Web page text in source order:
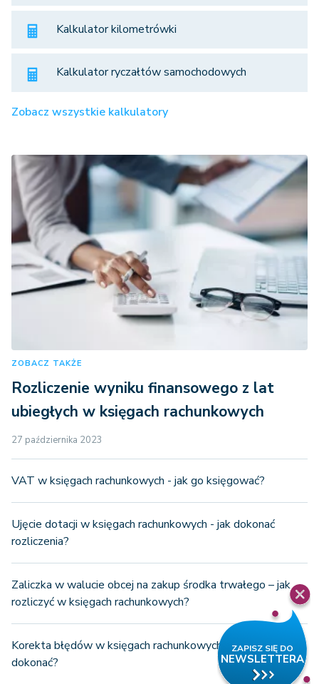
Kalkulator kilometrówki
Kalkulator ryczałtów samochodowych
Zobacz wszystkie kalkulatory
ZOBACZ TAKŻE
Rozliczenie wyniku finansowego z lat
ubiegłych w księgach rachunkowych
27 października 2023
VAT w księgach rachunkowych - jak go księgować?
Ujęcie dotacji w księgach rachunkowych - jak dokonać
rozliczenia?
Zaliczka w walucie obcej na zakup środka trwałego – jak
rozliczyć w księgach rachunkowych?
Korekta błędów w księgach rachunkowych - jak jej
dokonać?